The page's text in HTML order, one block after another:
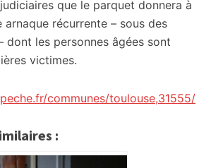
que le parquet donnera à
récurrente – sous des
dont les personnes âgées sont
victimes.
communes/toulouse,31555/
: